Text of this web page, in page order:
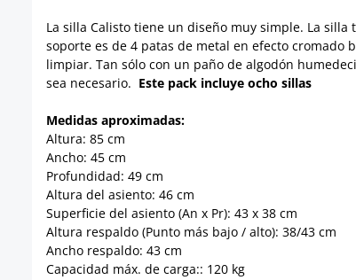
La silla Calisto tiene un diseño muy simple. La
soporte es de 4 patas de metal en efecto cromado
limpiar. Tan sólo con un paño de algodón
sea necesario. Este pack incluye ocho sillas
Medidas aproximadas:
Altura: 85 cm
Ancho: 45 cm
Profundidad: 49 cm
Altura del asiento: 46 cm
Superficie del asiento (An x Pr): 43 x 38 cm
Altura respaldo (Punto más bajo / alto): 38/43 cm
Ancho respaldo: 43 cm
Capacidad máx. de carga:: 120 kg